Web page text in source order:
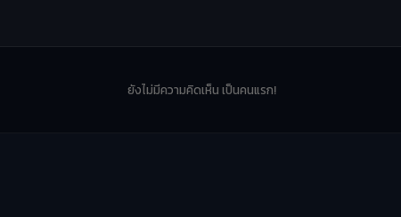
ยังไม่มีความคิดเห็น เป็นคนแรก!